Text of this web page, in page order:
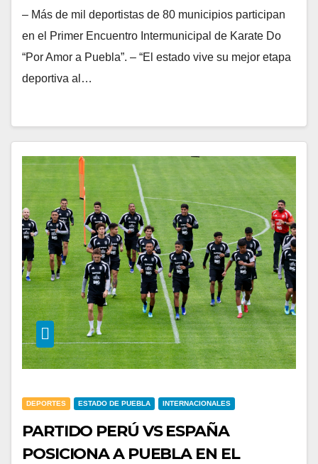
ENCUENTRO DE KARATE DO
– Más de mil deportistas de 80 municipios participan
en el Primer Encuentro Intermunicipal de Karate Do
“Por Amor a Puebla”. – “El estado vive su mejor etapa
deportiva al…
DEPORTES ESTADO DE PUEBLA INTERNACIONALES
PARTIDO PERÚ VS ESPAÑA
POSICIONA A PUEBLA EN EL